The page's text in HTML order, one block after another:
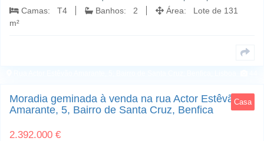
Camas: T4
Banhos: 2
Área: Lote de 131
m²
Casa
Moradia geminada à venda na rua Actor Estêvão
Amarante, 5, Bairro de Santa Cruz, Benfica
2.392.000 €